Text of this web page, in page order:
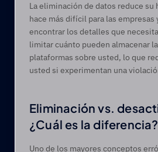
La eliminación de datos reduce su
hace más difícil para las
encontrar los detalles que
limitar cuánto pueden almacenar
plataformas sobre usted, lo que
usted si experimentan una
Eliminación vs.
¿Cuál es la diferencia?
Uno de los mayores conceptos